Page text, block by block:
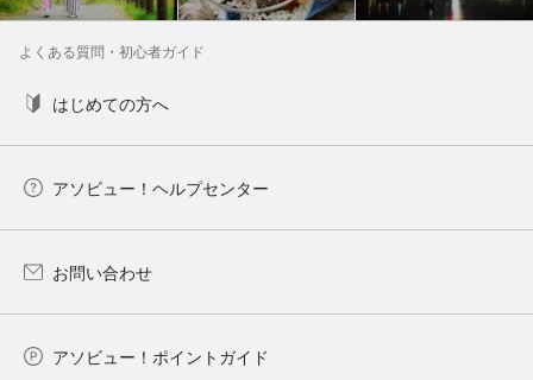
よくある質問・初心者ガイド
はじめての方へ
アソビュー！ヘルプセンター
お問い合わせ
アソビュー！ポイントガイド